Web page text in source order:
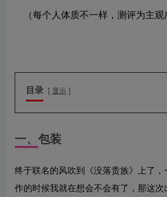
（每个人体质不一样，测评为主观
目录 显示
一、包装
终于联名的风吹到《没落贵族》上了
作的时候我就在想会不会有了，那这